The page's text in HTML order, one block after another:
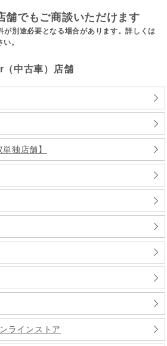
舗でもご商談いただけます
が別途必要となる場合があります。詳しくは
。
（中古車）店舗
独店舗】
ラインストア